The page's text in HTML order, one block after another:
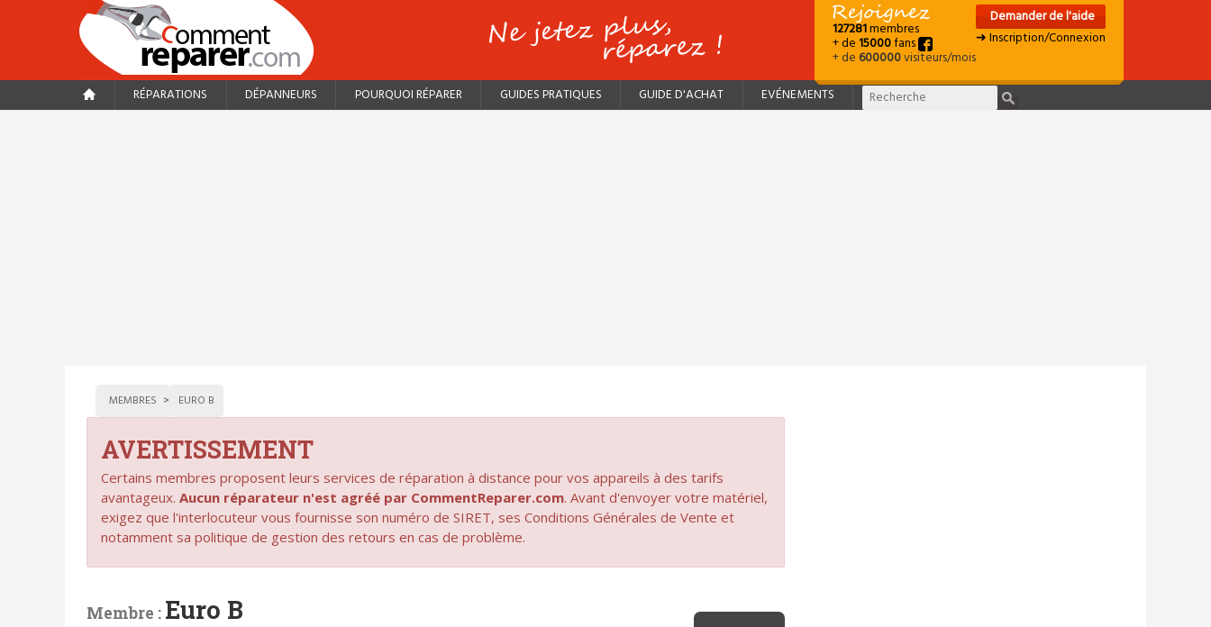
127281membres
+ de15000fans
+ de600000visiteurs/mois
Demander de l'aide
➜ Inscription/Connexion
RÉPARATIONS DÉPANNEURS POURQUOI RÉPARER GUIDES PRATIQUES GUIDE D'ACHAT EVÉNEMENTS
MEMBRES EURO B
AVERTISSEMENT
Certains membres proposent leurs services de réparation à distance pour vos appareils à des tarifs
avantageux. Aucun réparateur n'est agréé par CommentReparer.com. Avant d'envoyer votre matériel,
exigez que l'interlocuteur vous fournisse son numéro de SIRET, ses Conditions Générales de Vente et
notamment sa politique de gestion des retours en cas de problème.
Membre : Euro B